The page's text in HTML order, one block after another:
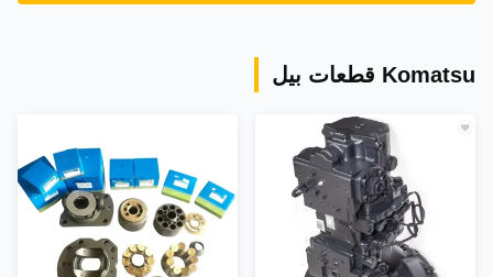
Komatsu قطعات بیل